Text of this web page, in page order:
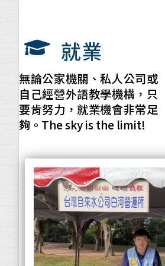
就業
無論公家機關、私人公司或
自己經營外語教學機構，只
要肯努力，就業機會非常足
夠。The sky is the limit!